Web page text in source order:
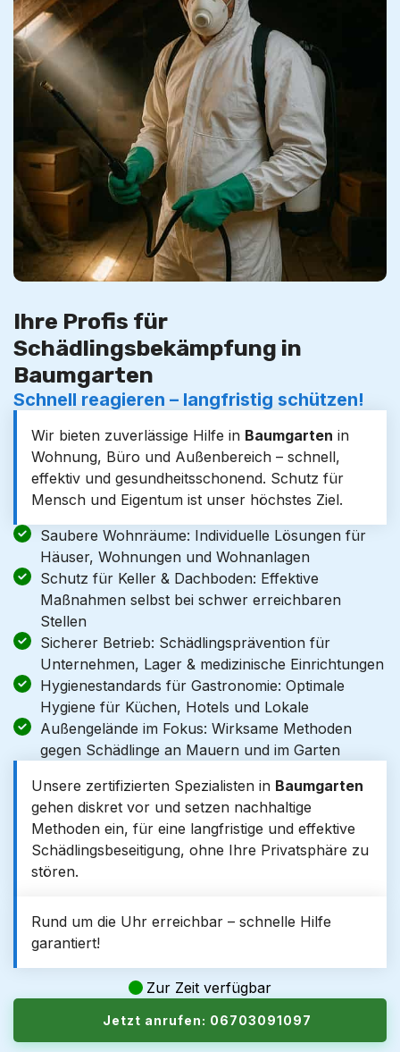
Ihre Profis für
Schädlingsbekämpfung in
Baumgarten
Schnell reagieren – langfristig schützen!
Wir bieten zuverlässige Hilfe in Baumgarten in
Wohnung, Büro und Außenbereich – schnell,
effektiv und gesundheitsschonend. Schutz für
Mensch und Eigentum ist unser höchstes Ziel.
Saubere Wohnräume: Individuelle Lösungen für
Häuser, Wohnungen und Wohnanlagen
Schutz für Keller & Dachboden: Effektive
Maßnahmen selbst bei schwer erreichbaren
Stellen
Sicherer Betrieb: Schädlingsprävention für
Unternehmen, Lager & medizinische Einrichtungen
Hygienestandards für Gastronomie: Optimale
Hygiene für Küchen, Hotels und Lokale
Außengelände im Fokus: Wirksame Methoden
gegen Schädlinge an Mauern und im Garten
Unsere zertifizierten Spezialisten in Baumgarten
gehen diskret vor und setzen nachhaltige
Methoden ein, für eine langfristige und effektive
Schädlingsbeseitigung, ohne Ihre Privatsphäre zu
stören.
Rund um die Uhr erreichbar – schnelle Hilfe
garantiert!
Zur Zeit verfügbar
Jetzt anrufen: 06703091097